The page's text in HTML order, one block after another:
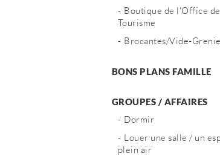
Boutique de l'Office de
Tourisme
Brocantes/Vide-
BONS PLANS FAMILLE
GROUPES / AFFAIRES
Dormir
Louer une salle / un
plein air